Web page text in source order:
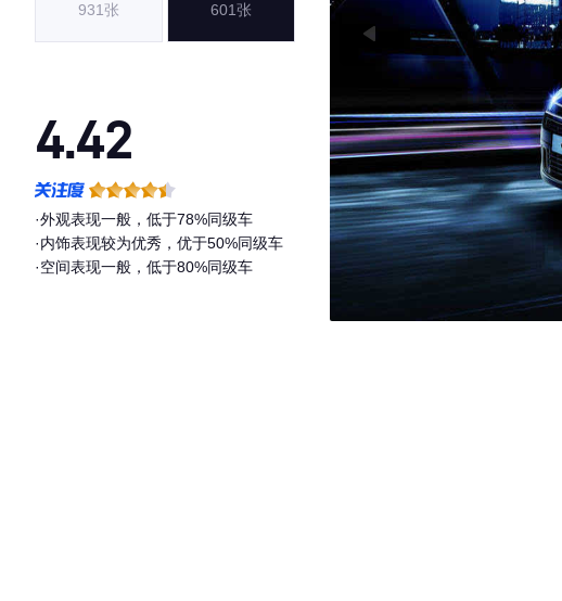
931张 601张
4.42
·外观表现一般，低于78%同级车
·内饰表现较为优秀，优于50%同级车
·空间表现一般，低于80%同级车